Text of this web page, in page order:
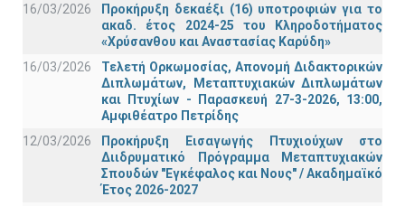
16/03/2026
Προκήρυξη δεκαέξι (16) υποτροφιών για το
ακαδ. έτος 2024-25 του Κληροδοτήματος
«Χρύσανθου και Αναστασίας Καρύδη»
16/03/2026
Τελετή Ορκωμοσίας, Απονομή Διδακτορικών
Διπλωμάτων, Μεταπτυχιακών Διπλωμάτων
και Πτυχίων - Παρασκευή 27-3-2026, 13:00,
Αμφιθέατρο Πετρίδης
12/03/2026
Προκήρυξη Εισαγωγής Πτυχιούχων στο
Διιδρυματικό Πρόγραμμα Μεταπτυχιακών
Σπουδών "Εγκέφαλος και Νους" / Ακαδημαϊκό
Έτος 2026-2027